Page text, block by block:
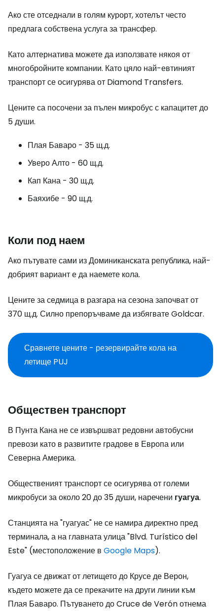
Ако сте отседнали в голям курорт, хотелът често
предлага собствена услуга за трансфер.
Като алтернатива можете да използвате някоя от
многобройните компании. Като цяло най-евтиният
транспорт се осигурява от Diamond Transfers.
Цените са посочени за пълен микробус с капацитет до
5 души.
Плая Баваро - 35 щ.д.
Уверо Алто - 60 щ.д.
Кап Кана - 30 щ.д.
Баяхибе - 90 щ.д.
Коли под наем
Ако пътувате сами из Доминиканската република, най-
добрият вариант е да наемете кола.
Цените за седмица в разгара на сезона започват от
370 щ.д. Силно препоръчваме да избягвате Goldcar.
Сравнете цените - резервирайте кола на
летище PUJ
Обществен транспорт
В Пунта Кана не се извършват редовни автобусни
превози като в развитите градове в Европа или
Северна Америка.
Общественият транспорт се осигурява от големи
микробуси за около 20 до 35 души, наречени гуагуа.
Станцията на "гуагуас" не се намира директно пред
терминала, а на главната улица "Blvd. Turístico del
Este" (местоположение в Google Maps).
Гуагуа се движат от летището до Крусе де Верон,
където можете да се прекачите на други линии към
Плая Баваро. Пътуването до Cruce de Verón отнема